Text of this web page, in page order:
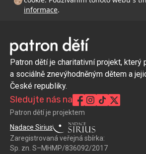
informace.
Patron dětí je charitativní projekt, který
a sociálně znevýhodněným dětem a
České republiky.
Sledujte nás na
Patron dětí je projektem
Nadace Sirius
Zaregistrovaná veřejná sbírka:
Sp. zn. S–MHMP/836092/2017